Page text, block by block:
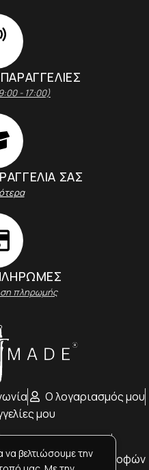
- 17:00)
ΣΑΣ
πληρωμής
Ο λογαριασμός μου
μου
/ Πολιτική Επιστροφών
βελτιώσουμε την